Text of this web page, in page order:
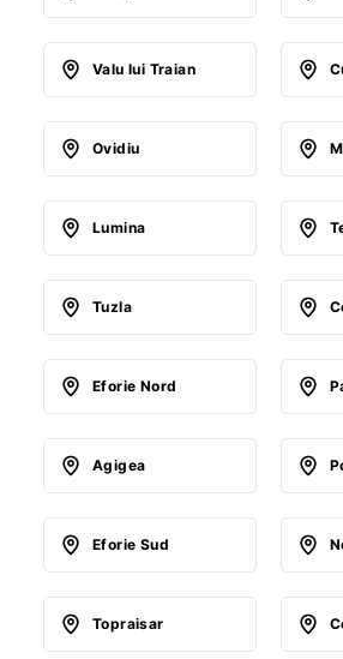
Valu lui Traian
Ovidiu
Lumina
Tuzla
Eforie Nord
Agigea
Eforie Sud
Topraisar